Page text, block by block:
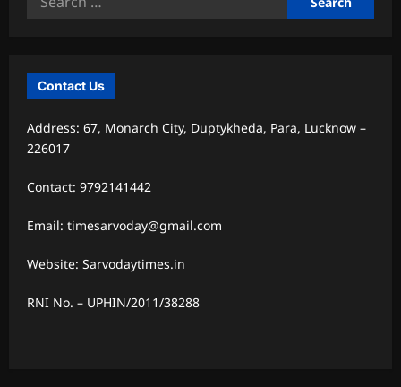
Contact Us
Address: 67, Monarch City, Duptykheda, Para, Lucknow –
226017
Contact: 9792141442
Email: timesarvoday@gmail.com
Website: Sarvodaytimes.in
RNI No. – UPHIN/2011/38288